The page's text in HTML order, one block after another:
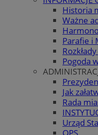
Historia
Ważne
Parafie i
Pogoda
Jak
Rada
Urząd